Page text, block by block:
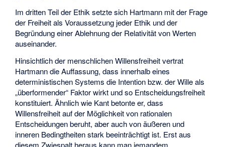
Im dritten Teil der Ethik setzte sich Hartmann mit der Frage
der Freiheit als Voraussetzung jeder Ethik und der
Begründung einer Ablehnung der Relativität von Werten
auseinander.
Hinsichtlich der menschlichen Willensfreiheit vertrat
Hartmann die Auffassung, dass innerhalb eines
deterministischen Systems die Intention bzw. der Wille als
„überformender“ Faktor wirkt und so Entscheidungsfreiheit
konstituiert. Ähnlich wie Kant betonte er, dass
Willensfreiheit auf der Möglichkeit von rationalen
Entscheidungen beruht, aber auch von äußeren und
inneren Bedingtheiten stark beeinträchtigt ist. Erst aus